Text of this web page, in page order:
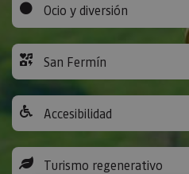
Ocio y diversión
San Fermín
Accesibilidad
Turismo regenerativo